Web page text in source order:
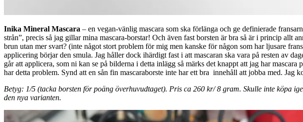
Inika Mineral Mascara – en vegan-vänlig mascara som ska förlänga och ge definierade
strån”, precis så jag gillar mina mascara-borstar! Och även fast borsten är bra så är i princip allt
brun utan mer svart? (inte något stort problem för mig men kanske för någon som har ljusare
applicering börjar den smula. Jag håller dock ihärdigt fast i att mascaran ska vara på resten av
går att applicera, som ni kan se på bilderna i detta inlägg så märks det knappt att jag har
har detta problem. Synd att en sån fin mascaraborste inte har ett bra innehåll att jobba med. Jag
Betyg: 1/5 (tacka borsten för poäng överhuvudtaget). Pris ca 260 kr/ 8 gram. Skulle inte köpa
den nya varianten.